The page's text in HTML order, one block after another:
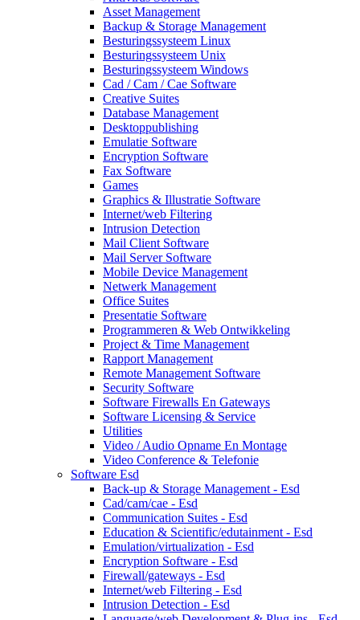
Asset Management
Backup & Storage Management
Besturingssysteem Linux
Besturingssysteem Unix
Besturingssysteem Windows
Cad / Cam / Cae Software
Creative Suites
Database Management
Desktoppublishing
Emulatie Software
Encryption Software
Fax Software
Games
Graphics & Illustratie Software
Internet/web Filtering
Intrusion Detection
Mail Client Software
Mail Server Software
Mobile Device Management
Netwerk Management
Office Suites
Presentatie Software
Programmeren & Web Ontwikkeling
Project & Time Management
Rapport Management
Remote Management Software
Security Software
Software Firewalls En Gateways
Software Licensing & Service
Utilities
Video / Audio Opname En Montage
Video Conference & Telefonie
Software Esd
Back-up & Storage Management - Esd
Cad/cam/cae - Esd
Communication Suites - Esd
Education & Scientific/edutainment - Esd
Emulation/virtualization - Esd
Encryption Software - Esd
Firewall/gateways - Esd
Internet/web Filtering - Esd
Intrusion Detection - Esd